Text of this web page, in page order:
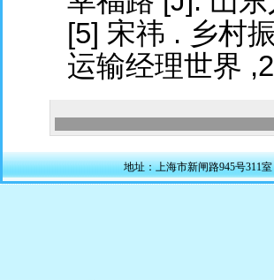
[5] 宋祎 . 乡村
运输经理世界
地址：上海市新闸路945号311